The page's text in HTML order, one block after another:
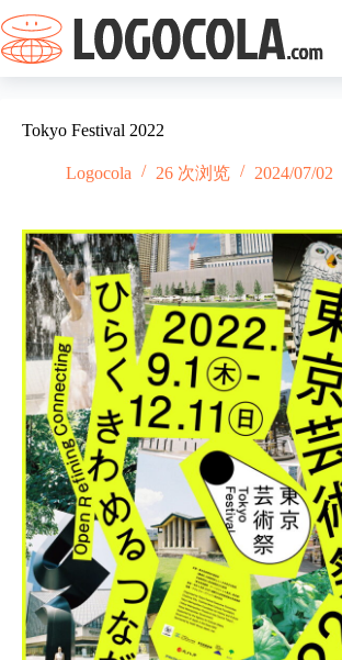
过
内
容
Tokyo Festival 2022
Logocola 26 次浏览 2024/07/02